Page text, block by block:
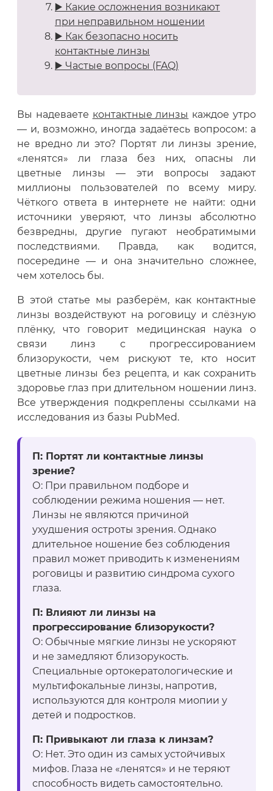
▶️ Какие осложнения возникают
при неправильном ношении
▶️ Как безопасно носить
контактные линзы
▶️ Частые вопросы (FAQ)
Вы надеваете контактные линзы каждое утро
— и, возможно, иногда задаётесь вопросом: а
не вредно ли это? Портят ли линзы зрение,
«ленятся» ли глаза без них, опасны ли
цветные линзы — эти вопросы задают
миллионы пользователей по всему миру.
Чёткого ответа в интернете не найти: одни
источники уверяют, что линзы абсолютно
безвредны, другие пугают необратимыми
последствиями. Правда, как водится,
посередине — и она значительно сложнее,
чем хотелось бы.
В этой статье мы разберём, как контактные
линзы воздействуют на роговицу и слёзную
плёнку, что говорит медицинская наука о
связи линз с прогрессированием
близорукости, чем рискуют те, кто носит
цветные линзы без рецепта, и как сохранить
здоровье глаз при длительном ношении линз.
Все утверждения подкреплены ссылками на
исследования из базы PubMed.
П: Портят ли контактные линзы
зрение?
О: При правильном подборе и
соблюдении режима ношения — нет.
Линзы не являются причиной
ухудшения остроты зрения. Однако
длительное ношение без соблюдения
правил может приводить к изменениям
роговицы и развитию синдрома сухого
глаза.
П: Влияют ли линзы на
прогрессирование близорукости?
О: Обычные мягкие линзы не ускоряют
и не замедляют близорукость.
Специальные ортокератологические и
мультифокальные линзы, напротив,
используются для контроля миопии у
детей и подростков.
П: Привыкают ли глаза к линзам?
О: Нет. Это один из самых устойчивых
мифов. Глаза не «ленятся» и не теряют
способность видеть самостоятельно.